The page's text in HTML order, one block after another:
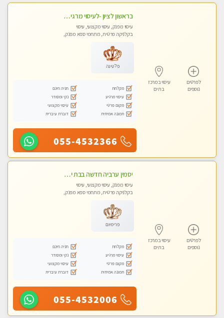
לפרטים
נוספים
עיסוי במרכז
בת ים
בראשון לציון -לעיסוי מרגיע ומפנק VIP-מומלץ לחלוטין! פרטי! ​​​​​​ Highly recommended
עיסוי מפנק, עיסוי מקצועי, עיסוי
בקלניקה פרטית, מתחמי ספא מפנק,
פלטינה
מקלחת
חניה חינם
עיסוי מרגיע
נקי ומסודר
מקום פרטי
עיסוי מקצועי
תמונה אמיתית
דוברת עיברית
055-4532366
לפרטים
נוספים
עיסוי במרכז
בת ים
יסמין ערביה חדשה בבת ים חדש חדש .כל סוגי העיסויים במקום הכי מושלם בעיר בת ים . highly recommended..new in the city
עיסוי מפנק, עיסוי מקצועי, עיסוי
בקלניקה פרטית, מתחמי ספא מפנק,
טנטרה
פרימיום
מקלחת
חניה חינם
עיסוי מרגיע
נקי ומסודר
מקום פרטי
עיסוי מקצועי
תמונה אמיתית
דוברת עיברית
055-4532006